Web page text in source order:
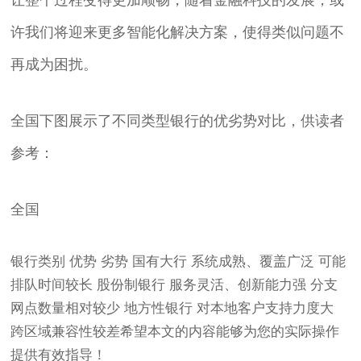
许我们将迎来更多智能化解决方案，使得类似问题不
再成为困扰。
全国下图展示了不同类型银行的优劣势对比，供读者
参考：
全国
银行类别 优势 劣势 国有大行 系统成熟、覆盖广泛 可能
排队时间较长 股份制银行 服务灵活、创新能力强 分支
网点数量相对较少 地方性银行 对本地客户支持力度大
跨区域兼容性较差希望本文的内容能够为您的实际操作
提供有效指导！